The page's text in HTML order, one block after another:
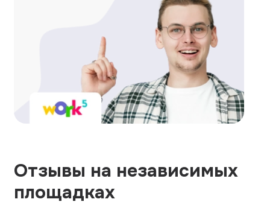
Отзывы на независимых
площадках